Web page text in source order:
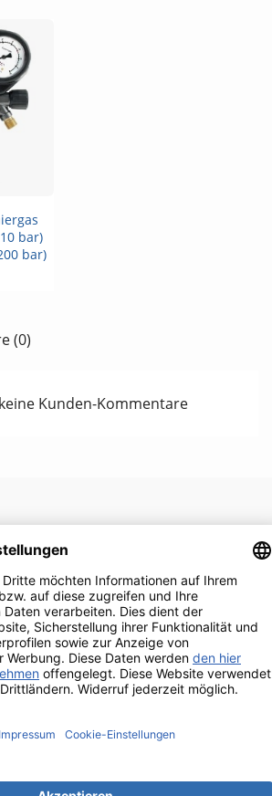
bar)
bar)
(0)
Kunden-Kommentare


keyboard_arrow_down